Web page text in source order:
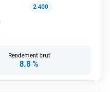
2 400
Rendement brut
8.8 %